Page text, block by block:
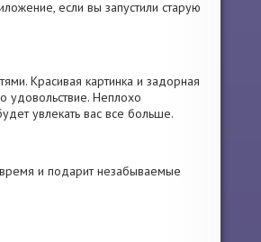
если вы запустили старую
Красивая картинка и задорная
удовольствие. Неплохо
увлекать вас все больше.
и подарит незабываемые